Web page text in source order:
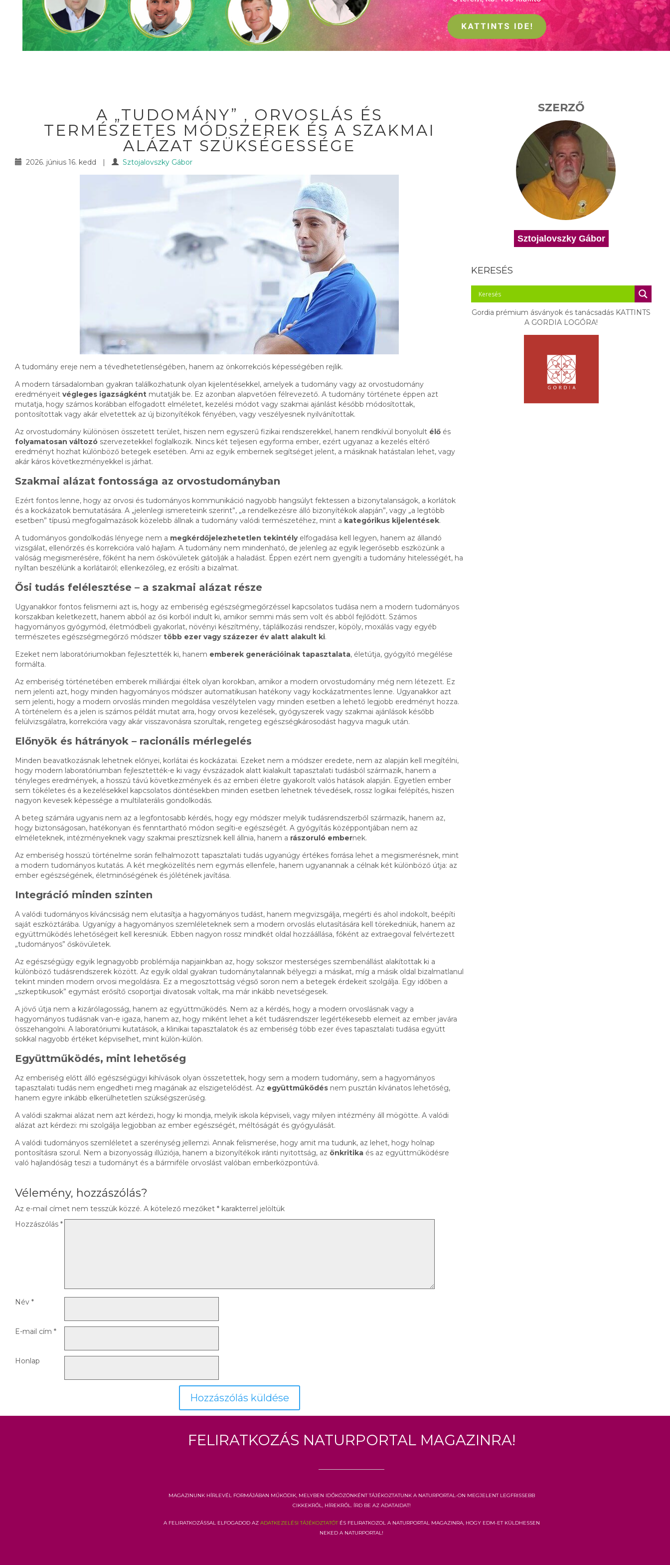
A „TUDOMÁNY” , ORVOSLÁS ÉS
TERMÉSZETES MÓDSZEREK ÉS A SZAKMAI
ALÁZAT SZÜKSÉGESSÉGE
2026. június 16. kedd | Sztojalovszky Gábor
A tudomány ereje nem a tévedhetetlenségében, hanem az önkorrekciós képességében rejlik.
A modern társadalomban gyakran találkozhatunk olyan kijelentésekkel, amelyek a tudomány vagy az orvostudomány
eredményeit végleges igazságként mutatják be. Ez azonban alapvetően félrevezető. A tudomány története éppen azt
mutatja, hogy számos korábban elfogadott elméletet, kezelési módot vagy szakmai ajánlást később módosítottak,
pontosítottak vagy akár elvetettek az új bizonyítékok fényében, vagy veszélyesnek nyilvánítottak.
Az orvostudomány különösen összetett terület, hiszen nem egyszerű fizikai rendszerekkel, hanem rendkívül bonyolult élő és
folyamatosan változó szervezetekkel foglalkozik. Nincs két teljesen egyforma ember, ezért ugyanaz a kezelés eltérő
eredményt hozhat különböző betegek esetében. Ami az egyik embernek segítséget jelent, a másiknak hatástalan lehet, vagy
akár káros következményekkel is járhat.
Szakmai alázat fontossága az orvostudományban
Ezért fontos lenne, hogy az orvosi és tudományos kommunikáció nagyobb hangsúlyt fektessen a bizonytalanságok, a korlátok
és a kockázatok bemutatására. A „jelenlegi ismereteink szerint”, „a rendelkezésre álló bizonyítékok alapján”, vagy „a legtöbb
esetben” típusú megfogalmazások közelebb állnak a tudomány valódi természetéhez, mint a kategórikus kijelentések.
A tudományos gondolkodás lényege nem a megkérdőjelezhetetlen tekintélyelfogadása kell legyen, hanem az állandó
vizsgálat, ellenőrzés és korrekcióra való hajlam. A tudomány nem mindenható, de jelenleg az egyik legerősebb eszközünk a
valóság megismerésére, főként ha nem őskövületek gátolják a haladást. Éppen ezért nem gyengíti a tudomány hitelességét, ha
nyíltan beszélünk a korlátairól; ellenkezőleg, ez erősíti a bizalmat.
Ősi tudás felélesztése – a szakmai alázat része
Ugyanakkor fontos felismerni azt is, hogy az emberiség egészségmegőrzéssel kapcsolatos tudása nem a modern tudományos
korszakban keletkezett, hanem abból az ősi korból indult ki, amikor semmi más sem volt és abból fejlődött. Számos
hagyományos gyógymód, életmódbeli gyakorlat, növényi készítmény, táplálkozási rendszer, köpöly, moxálás vagy egyéb
természetes egészségmegőrző módszer több ezer vagy százezer év alatt alakult ki.
Ezeket nem laboratóriumokban fejlesztették ki, hanem emberek generációinak tapasztalata, életútja, gyógyító megélése
formálta.
Az emberiség történetében emberek milliárdjai éltek olyan korokban, amikor a modern orvostudomány még nem létezett. Ez
nem jelenti azt, hogy minden hagyományos módszer automatikusan hatékony vagy kockázatmentes lenne. Ugyanakkor azt
sem jelenti, hogy a modern orvoslás minden megoldása veszélytelen vagy minden esetben a lehető legjobb eredményt hozza.
A történelem és a jelen is számos példát mutat arra, hogy orvosi kezelések, gyógyszerek vagy szakmai ajánlások később
felülvizsgálatra, korrekcióra vagy akár visszavonásra szorultak, rengeteg egészségkárosodást hagyva maguk után.
Előnyök és hátrányok – racionális mérlegelés
Minden beavatkozásnak lehetnek előnyei, korlátai és kockázatai. Ezeket nem a módszer eredete, nem az alapján kell megítélni,
hogy modern laboratóriumban fejlesztették-e ki vagy évszázadok alatt kialakult tapasztalati tudásból származik, hanem a
tényleges eredmények, a hosszú távú következmények és az emberi életre gyakorolt valós hatások alapján. Egyetlen ember
sem tökéletes és a kezelésekkel kapcsolatos döntésekben minden esetben lehetnek tévedések, rossz logikai felépítés, hiszen
nagyon kevesek képessége a multilaterális gondolkodás.
A beteg számára ugyanis nem az a legfontosabb kérdés, hogy egy módszer melyik tudásrendszerből származik, hanem az,
hogy biztonságosan, hatékonyan és fenntartható módon segíti-e egészségét. A gyógyítás középpontjában nem az
elméleteknek, intézményeknek vagy szakmai presztízsnek kell állnia, hanem a rászoruló embernek.
Az emberiség hosszú történelme során felhalmozott tapasztalati tudás ugyanúgy értékes forrása lehet a megismerésnek, mint
a modern tudományos kutatás. A két megközelítés nem egymás ellenfele, hanem ugyanannak a célnak két különböző útja: az
ember egészségének, életminőségének és jólétének javítása.
Integráció minden szinten
A valódi tudományos kíváncsiság nem elutasítja a hagyományos tudást, hanem megvizsgálja, megérti és ahol indokolt, beépíti
saját eszköztárába. Ugyanígy a hagyományos szemléleteknek sem a modern orvoslás elutasítására kell törekedniük, hanem az
együttműködés lehetőségeit kell keresniük. Ebben nagyon rossz mindkét oldal hozzáállása, főként az extraegoval felvértezett
„tudományos” őskövületek.
Az egészségügy egyik legnagyobb problémája napjainkban az, hogy sokszor mesterséges szembenállást alakítottak ki a
különböző tudásrendszerek között. Az egyik oldal gyakran tudománytalannak bélyegzi a másikat, míg a másik oldal bizalmatlanul
tekint minden modern orvosi megoldásra. Ez a megosztottság végső soron nem a betegek érdekeit szolgálja. Egy időben a
„szkeptikusok” egymást erősítő csoportjai divatosak voltak, ma már inkább nevetségesek.
A jövő útja nem a kizárólagosság, hanem az együttműködés. Nem az a kérdés, hogy a modern orvoslásnak vagy a
hagyományos tudásnak van-e igaza, hanem az, hogy miként lehet a két tudásrendszer legértékesebb elemeit az ember javára
összehangolni. A laboratóriumi kutatások, a klinikai tapasztalatok és az emberiség több ezer éves tapasztalati tudása együtt
sokkal nagyobb értéket képviselhet, mint külön-külön.
Együttműködés, mint lehetőség
Az emberiség előtt álló egészségügyi kihívások olyan összetettek, hogy sem a modern tudomány, sem a hagyományos
tapasztalati tudás nem engedheti meg magának az elszigetelődést. Az együttműködés nem pusztán kívánatos lehetőség,
hanem egyre inkább elkerülhetetlen szükségszerűség.
A valódi szakmai alázat nem azt kérdezi, hogy ki mondja, melyik iskola képviseli, vagy milyen intézmény áll mögötte. A valódi
alázat azt kérdezi: mi szolgálja legjobban az ember egészségét, méltóságát és gyógyulását.
A valódi tudományos szemléletet a szerénység jellemzi. Annak felismerése, hogy amit ma tudunk, az lehet, hogy holnap
pontosításra szorul. Nem a bizonyosság illúziója, hanem a bizonyítékok iránti nyitottság, az önkritika és az együttműködésre
való hajlandóság teszi a tudományt és a bármiféle orvoslást valóban emberközpontúvá.
Vélemény, hozzászólás?
Az e-mail címet nem tesszük közzé. A kötelező mezőket * karakterrel jelöltük
Hozzászólás *
Név *
E-mail cím *
Honlap
SZERZŐ
Sztojalovszky Gábor
KERESÉS
Gordia prémium ásványok és tanácsadás KATTINTS
A GORDIA LOGÓRA!
Feliratkozás Naturportal Magazinra!
Magazinunk hírlevél formájában működik, melyben időközönként tájékoztatunk a Naturportal-on megjelent legfrissebb
cikkekről, hírekről. Írd be az adataidat!
A feliratkozással elfogadod azadatkezelési tájékoztatótés feliratkozol a Naturportal Magazinra, hogy EDM-et küldhessen
neked a Naturportal!